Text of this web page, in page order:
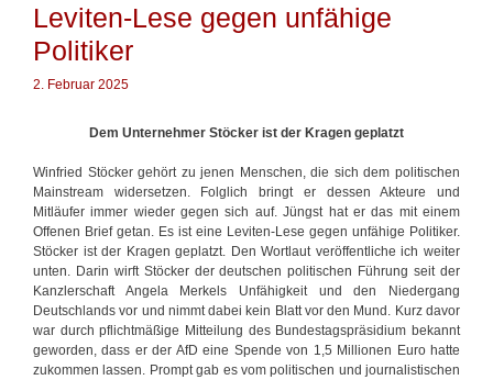
Leviten-Lese gegen unfähige
Politiker
2. Februar 2025
Dem Unternehmer Stöcker ist der Kragen geplatzt
Winfried Stöcker gehört zu jenen Menschen, die sich dem politischen
Mainstream widersetzen. Folglich bringt er dessen Akteure und
Mitläufer immer wieder gegen sich auf. Jüngst hat er das mit einem
Offenen Brief getan. Es ist eine Leviten-Lese gegen unfähige Politiker.
Stöcker ist der Kragen geplatzt. Den Wortlaut veröffentliche ich weiter
unten. Darin wirft Stöcker der deutschen politischen Führung seit der
Kanzlerschaft Angela Merkels Unfähigkeit und den Niedergang
Deutschlands vor und nimmt dabei kein Blatt vor den Mund. Kurz davor
war durch pflichtmäßige Mitteilung des Bundestagspräsidium bekannt
geworden, dass er der AfD eine Spende von 1,5 Millionen Euro hatte
zukommen lassen. Prompt gab es vom politischen und journalistischen